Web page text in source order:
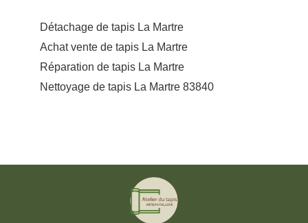
Détachage de tapis La Martre
Achat vente de tapis La Martre
Réparation de tapis La Martre
Nettoyage de tapis La Martre 83840